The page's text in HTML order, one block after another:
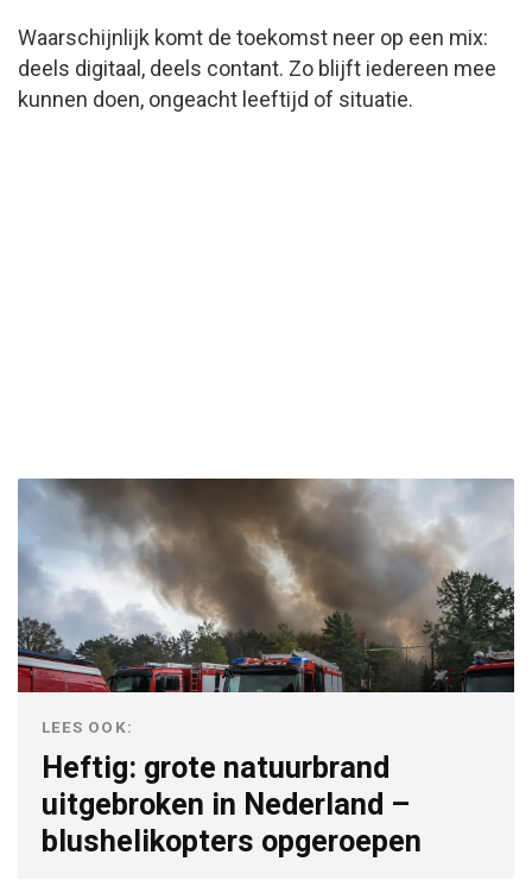
Waarschijnlijk komt de toekomst neer op een mix:
deels digitaal, deels contant. Zo blijft iedereen mee
kunnen doen, ongeacht leeftijd of situatie.
LEES OOK:
Heftig: grote natuurbrand
uitgebroken in Nederland –
blushelikopters opgeroepen